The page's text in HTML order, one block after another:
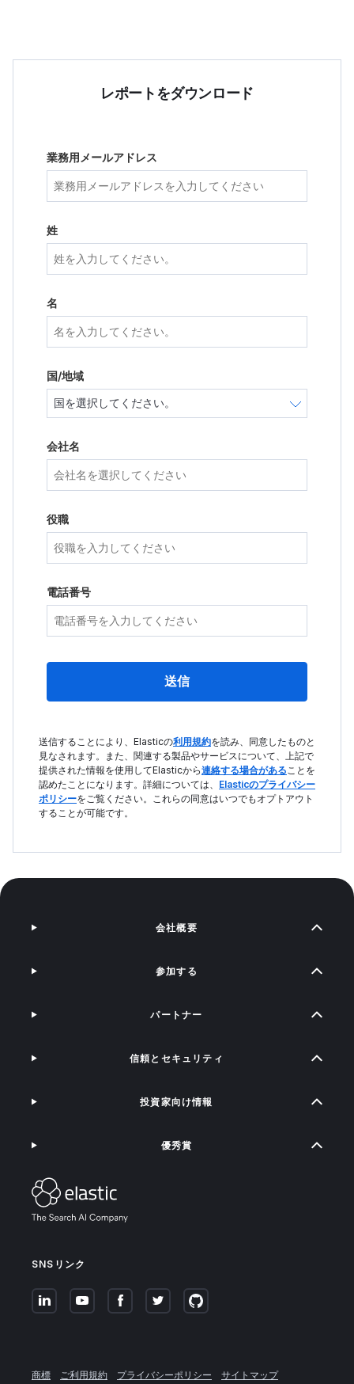
レポートをダウンロード
業務用メールアドレス
姓
名
国/地域
会社名
役職
電話番号
送信
送信することにより、Elasticの利用規約を読み、同意したものと
見なされます。また、関連する製品やサービスについて、上記で
提供された情報を使用してElasticから連絡する場合があることを
認めたことになります。詳細については、 Elasticのプライバシー
ポリシーをご覧ください。これらの同意はいつでもオプトアウト
することが可能です。
SNSリンク
会社概要
参加する
パートナー
信頼とセキュリティ
投資家向け情報
優秀賞
商標 ご利用規約 プライバシーポリシー サイトマップ